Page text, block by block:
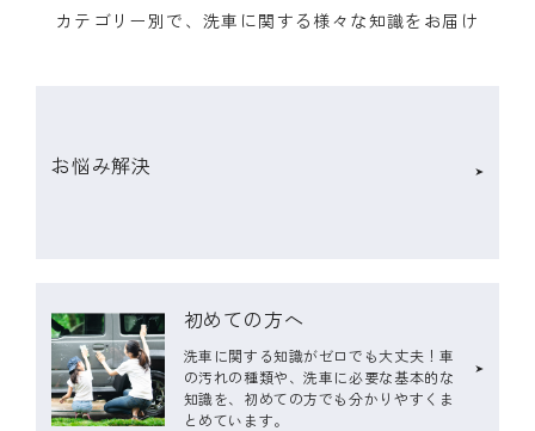
カテゴリー別で、洗車に関する様々な知識をお届け
お悩み解決
初めての方へ
洗車に関する知識がゼロでも大丈夫！車
の汚れの種類や、洗車に必要な基本的な
知識を、初めての方でも分かりやすくま
とめています。